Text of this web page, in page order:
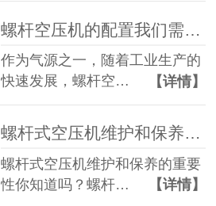
作为气源之一，随着工业生产的
快速发展，螺杆空…
【详情】
螺杆式空压机维护和保养的重要性你知道吗？
螺杆式空压机维护和保养的重要
性你知道吗？螺杆…
【详情】